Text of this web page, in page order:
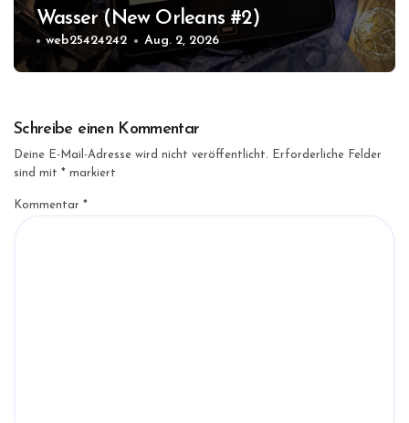
Wasser (New Orleans #2)
web25424242 Aug. 2, 2026
Schreibe einen Kommentar
Deine E-Mail-Adresse wird nicht veröffentlicht.
Erforderliche Felder
sind mit * markiert
Kommentar *